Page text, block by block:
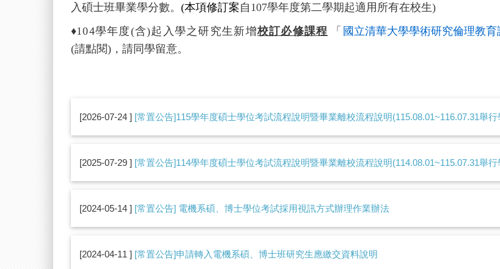
入碩士班畢業學分數。 (本項修訂案自 107學年度第二學期起適用所有在校生)
♦104學年度(含)起入學之研究生新增校訂必修課程 「 國立清華大學學術研究倫理教育
(請點閱) ， 請同學留意。
2026-07-24 [常置公告]115學年度碩士學位考試流程說明暨畢業離校流程說明(115.08.01~116.07.31舉
2025-07-29 [常置公告]114學年度碩士學位考試流程說明暨畢業離校流程說明(114.08.01~115.07.31舉
2024-05-14 [常置公告] 電機系碩、博士學位考試採用視訊方式辦理作業辦法
2024-04-11 [常置公告]申請轉入電機系碩、博士班研究生應繳交資料說明